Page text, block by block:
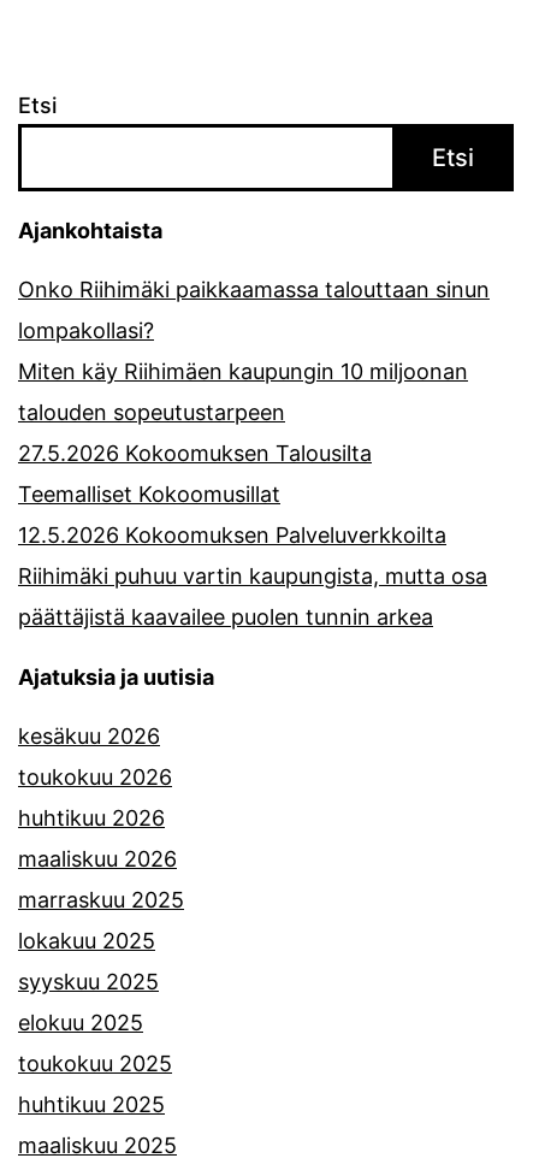
Etsi
Etsi
Ajankohtaista
Onko Riihimäki paikkaamassa talouttaan sinun
lompakollasi?
Miten käy Riihimäen kaupungin 10 miljoonan
talouden sopeutustarpeen
27.5.2026 Kokoomuksen Talousilta
Teemalliset Kokoomusillat
12.5.2026 Kokoomuksen Palveluverkkoilta
Riihimäki puhuu vartin kaupungista, mutta osa
päättäjistä kaavailee puolen tunnin arkea
Ajatuksia ja uutisia
kesäkuu 2026
toukokuu 2026
huhtikuu 2026
maaliskuu 2026
marraskuu 2025
lokakuu 2025
syyskuu 2025
elokuu 2025
toukokuu 2025
huhtikuu 2025
maaliskuu 2025